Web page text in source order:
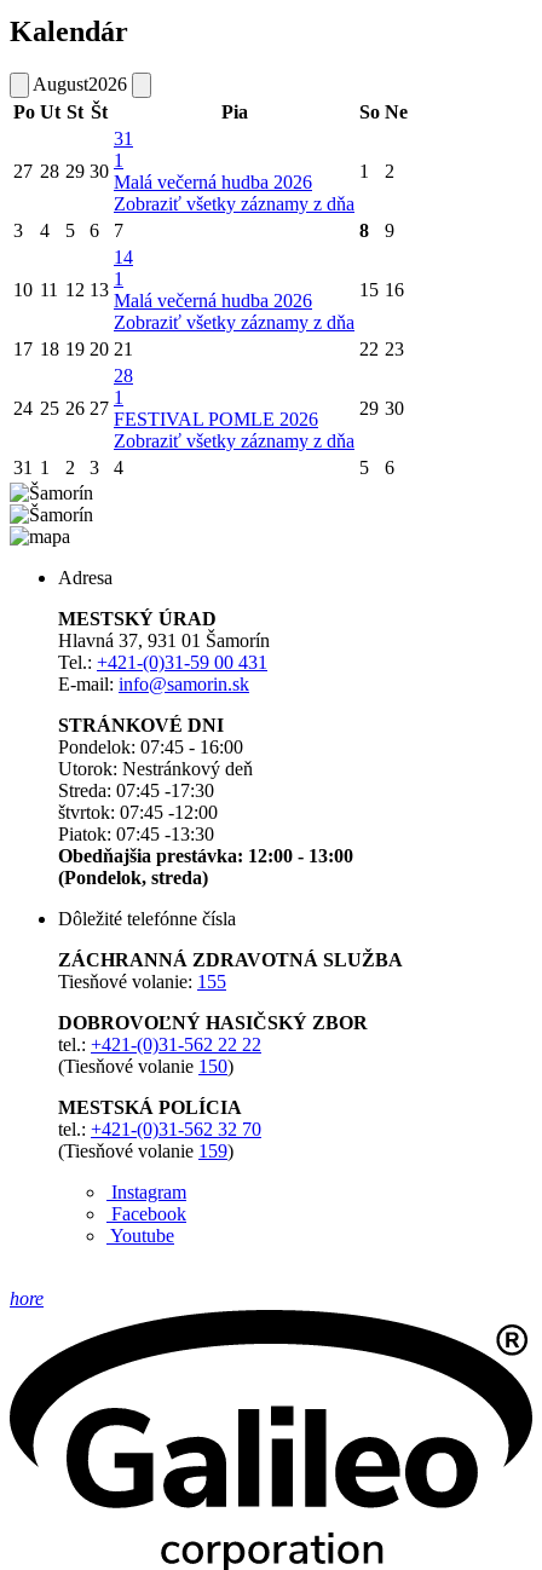
Kalendár
August2026
Po Ut St Št Pia So Ne
27 28 29 30
31
1
Malá večerná hudba 2026
Zobraziť všetky záznamy z dňa
1 2
3 4 5 6 7 8 9
10 11 12 13
14
1
Malá večerná hudba 2026
Zobraziť všetky záznamy z dňa
15 16
17 18 19 20 21 22 23
24 25 26 27
28
1
FESTIVAL POMLE 2026
Zobraziť všetky záznamy z dňa
29 30
31 1 2 3 4 5 6
Adresa
MESTSKÝ ÚRAD
Hlavná 37, 931 01 Šamorín
Tel.: +421-(0)31-59 00 431
E-mail: info@samorin.sk
STRÁNKOVÉ DNI
Pondelok: 07:45 - 16:00
Utorok: Nestránkový deň
Streda: 07:45 -17:30
štvrtok: 07:45 -12:00
Piatok: 07:45 -13:30
Obedňajšia prestávka: 12:00 - 13:00
(Pondelok, streda)
Dôležité telefónne čísla
ZÁCHRANNÁ ZDRAVOTNÁ SLUŽBA
Tiesňové volanie: 155
DOBROVOĽNÝ HASIČSKÝ ZBOR
tel.: +421-(0)31-562 22 22
(Tiesňové volanie 150)
MESTSKÁ POLÍCIA
tel.: +421-(0)31-562 32 70
(Tiesňové volanie 159)
Instagram
Facebook
Youtube
hore